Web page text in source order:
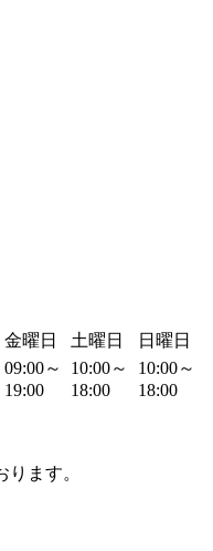
金曜日 土曜日
日曜日
09:00～
19:00
10:00～
18:00
10:00～
18:00
ます。